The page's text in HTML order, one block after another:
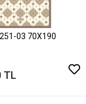
03 70X190
TL